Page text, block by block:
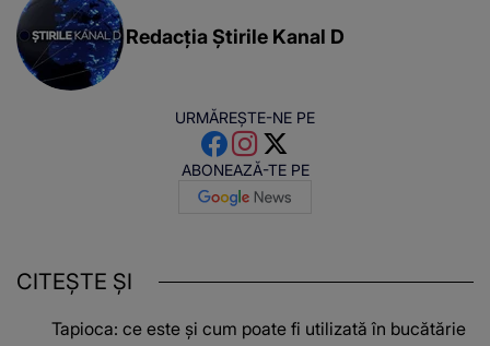
Redacția Știrile Kanal D
URMĂREȘTE-NE PE
ABONEAZĂ-TE PE
CITEȘTE ȘI
Tapioca: ce este și cum poate fi utilizată în bucătărie